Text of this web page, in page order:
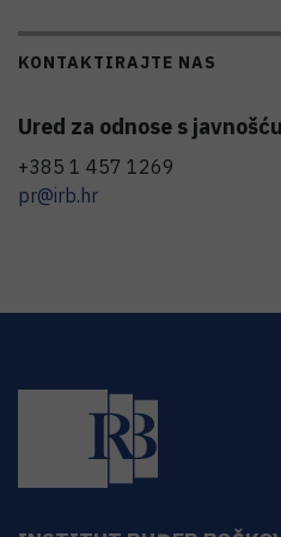
KONTAKTIRAJTE NAS
Ured za odnose s javnošću
+385 1 457 1269
pr@irb.hr